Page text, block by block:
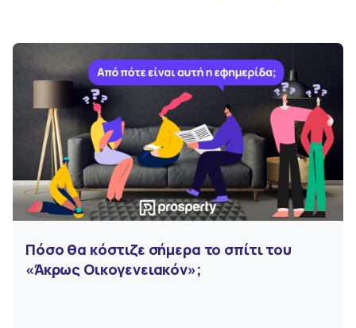
Πόσο θα κόστιζε σήμερα το σπίτι του
«Άκρως Οικογενειακόν»;